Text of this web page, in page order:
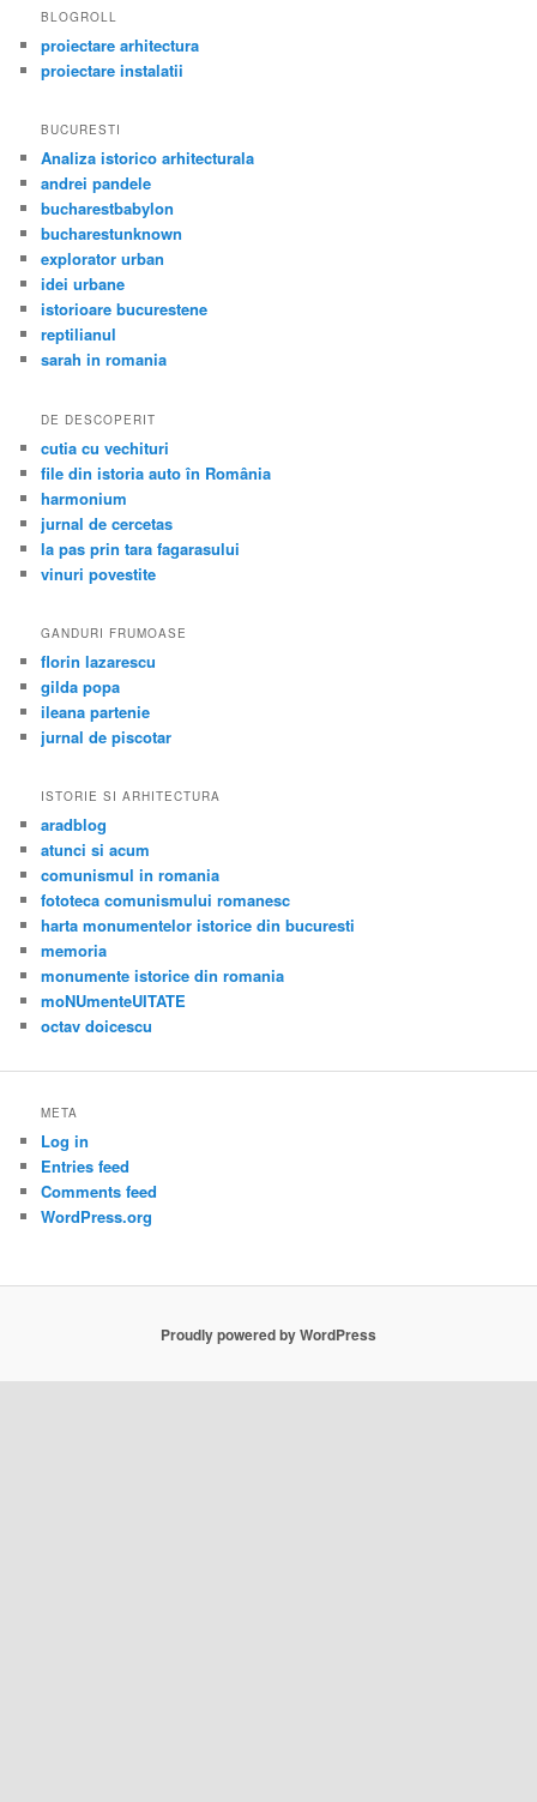
BLOGROLL
proiectare arhitectura
proiectare instalatii
BUCURESTI
Analiza istorico arhitecturala
andrei pandele
bucharestbabylon
bucharestunknown
explorator urban
idei urbane
istorioare bucurestene
reptilianul
sarah in romania
DE DESCOPERIT
cutia cu vechituri
file din istoria auto în România
harmonium
jurnal de cercetas
la pas prin tara fagarasului
vinuri povestite
GANDURI FRUMOASE
florin lazarescu
gilda popa
ileana partenie
jurnal de piscotar
ISTORIE SI ARHITECTURA
aradblog
atunci si acum
comunismul in romania
fototeca comunismului romanesc
harta monumentelor istorice din bucuresti
memoria
monumente istorice din romania
moNUmenteUITATE
octav doicescu
META
Log in
Entries feed
Comments feed
WordPress.org
Proudly powered by WordPress